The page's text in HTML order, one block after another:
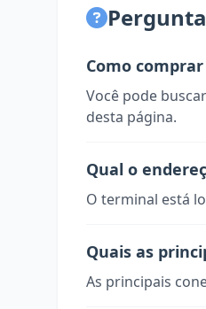
Como
Você pode
desta página.
Qual o
O terminal está
Quais as
As principais